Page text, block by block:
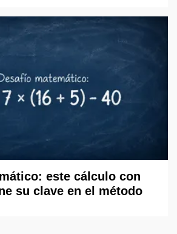
este cálculo con
su clave en el método